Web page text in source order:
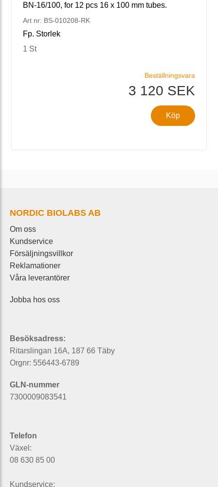
BN-16/100, for 12 pcs 16 x 100 mm tubes.
Art nr: BS-010208-RK
Fp. Storlek
1 St
Beställningsvara
3 120 SEK
Köp
NORDIC BIOLABS AB
Om oss
Kundservice
Försäljningsvillkor
Reklamationer
Våra leverantörer
Jobba hos oss
Besöksadress:
Ritarslingan 16A, 187 66 Täby
Orgnr: 556443-6789
GLN-nummer
7300009083541
Telefon
Växel:
08 630 85 00
Kundservice: